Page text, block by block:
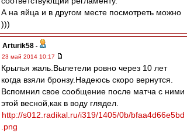
А на яйца и в другом месте посмотреть можно
)))
Arturik58 -
23 май 2014 10:17
Крылья жаль.Вылетели ровно через 10 лет
когда взяли бронзу.Надеюсь скоро вернутся.
Вспомнил свое сообщение после матча с ними
этой весной,как в воду глядел.
http://s012.radikal.ru/i319/1405/0b/bfaa4d66e5bd
.png